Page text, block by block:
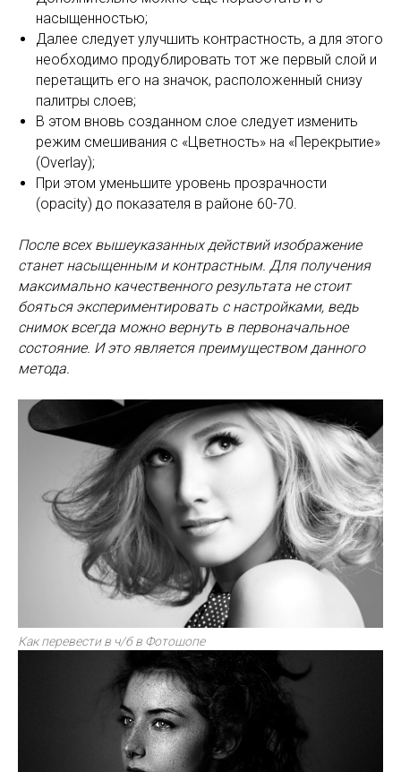
насыщенностью;
Далее следует улучшить контрастность, а для этого
необходимо продублировать тот же первый слой и
перетащить его на значок, расположенный снизу
палитры слоев;
В этом вновь созданном слое следует изменить
режим смешивания с «Цветность» на «Перекрытие»
(Overlay);
При этом уменьшите уровень прозрачности
(opacity) до показателя в районе 60-70.
После всех вышеуказанных действий изображение
станет насыщенным и контрастным. Для получения
максимально качественного результата не стоит
бояться экспериментировать с настройками, ведь
снимок всегда можно вернуть в первоначальное
состояние. И это является преимуществом данного
метода.
Как перевести в ч/б в Фотошопе